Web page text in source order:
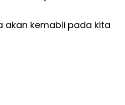
akan kemabli pada kita